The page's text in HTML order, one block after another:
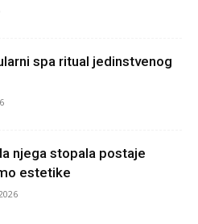
spa ritual jedinstvenog
njega stopala postaje
estetike